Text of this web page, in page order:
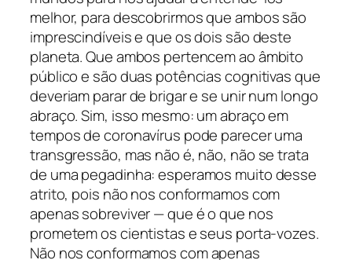
melhor, para descobrirmos que ambos são
imprescindíveis e que os dois são deste
planeta. Que ambos pertencem ao âmbito
público e são duas potências cognitivas que
deveriam parar de brigar e se unir num longo
abraço. Sim, isso mesmo: um abraço em
tempos de coronavírus pode parecer uma
transgressão, mas não é, não, não se trata
de uma pegadinha: esperamos muito desse
atrito, pois não nos conformamos com
apenas sobreviver — que é o que nos
prometem os cientistas e seus porta-vozes.
Não nos conformamos com apenas